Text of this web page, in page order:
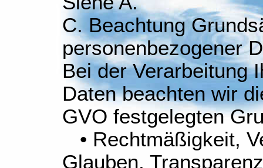
C. Beachtung
personenbezogener
Bei der Verarbeitung
Daten beachten wir
GVO festgelegten
• Rechtmäßigkeit,
Glauben, Transparenz